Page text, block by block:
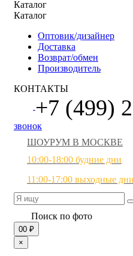
Каталог
Каталог
Оптовик/дизайнер
Доставка
Возврат/обмен
Производитель
КОНТАКТЫ
+7 (499)
звонок
ШОУРУМ В МОСКВЕ
10:00-18:00 будние дни
11:00-17:00 выходные дни
Поиск по фото
00 ₽
×